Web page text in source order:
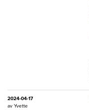
2024-04-17
av Yvette